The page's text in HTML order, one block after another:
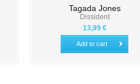
Tagada Jones
Dissident
13,99 €
Add to cart